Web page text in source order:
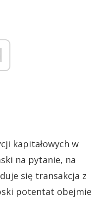
kapitałowych w
na pytanie, na
się transakcja z
potentat obejmie